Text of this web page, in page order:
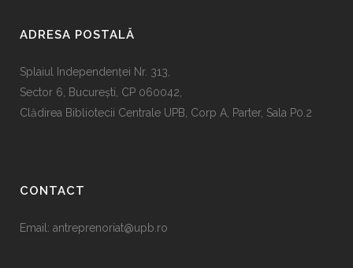
ADRESA POSTALĂ
Splaiul Independenţei Nr. 313,
Sector 6, Bucureşti, CP 060042,
Clădirea Bibliotecii Centrale UPB, Corp A, Parter, Sala P0.2
CONTACT
Email: antreprenoriat@upb.ro